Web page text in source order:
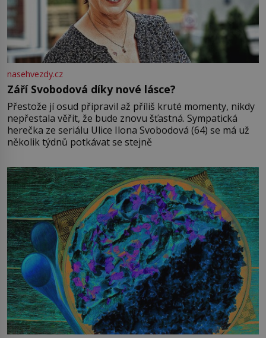
nasehvezdy.cz
Září Svobodová díky nové lásce?
Přestože jí osud připravil až příliš kruté momenty, nikdy
nepřestala věřit, že bude znovu šťastná. Sympatická
herečka ze seriálu Ulice Ilona Svobodová (64) se má už
několik týdnů potkávat se stejně